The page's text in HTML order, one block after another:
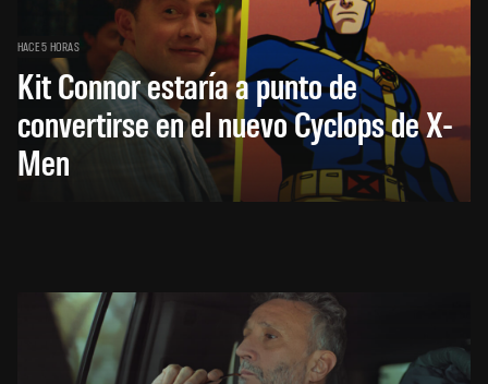
HACE 5 HORAS
Kit Connor estaría a punto de
convertirse en el nuevo Cyclops de X-
Men